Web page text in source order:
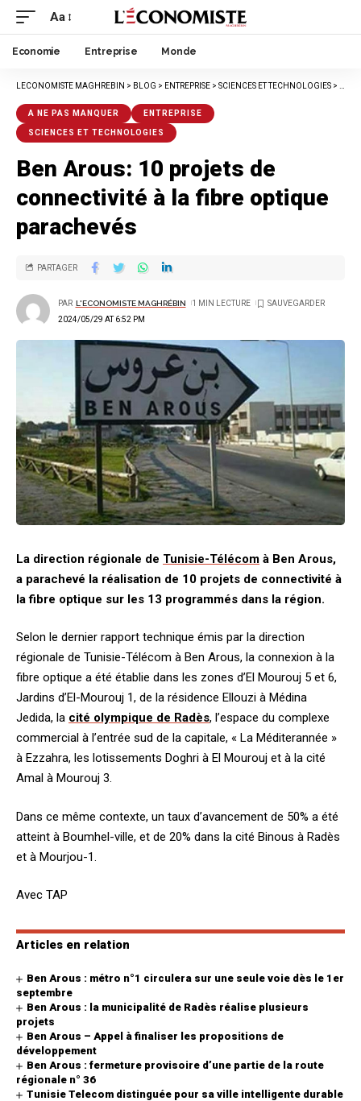
Aa
Economie Entreprise Monde
LECONOMISTE MAGHREBIN > BLOG > ENTREPRISE > SCIENCES ET TECHNOLOGIES >
A NE PAS MANQUER ENTREPRISE
SCIENCES ET TECHNOLOGIES
Ben Arous: 10 projets de
connectivité à la fibre optique
parachevés
2024/05/29 AT 6:52 PM
PAR L'ECONOMISTE MAGHRÉBIN 1 MIN LECTURE
PARTAGER
La direction régionale de Tunisie-Télécom à Ben Arous,
a parachevé la réalisation de 10 projets de connectivité à
la fibre optique sur les 13 programmés dans la région.
Selon le dernier rapport technique émis par la direction
régionale de Tunisie-Télécom à Ben Arous, la connexion à la
fibre optique a été établie dans les zones d’El Mourouj 5 et 6,
Jardins d’El-Mourouj 1, de la résidence Ellouzi à Médina
Jedida, la cité olympique de Radès, l’espace du complexe
commercial à l’entrée sud de la capitale, « La Méditerannée »
à Ezzahra, les lotissements Doghri à El Mourouj et à la cité
Amal à Mourouj 3.
Dans ce même contexte, un taux d’avancement de 50% a été
atteint à Boumhel-ville, et de 20% dans la cité Binous à Radès
et à Mourjou-1.
Avec TAP
Articles en relation
Ben Arous : métro n°1 circulera sur une seule voie dès le 1er
septembre
Ben Arous : la municipalité de Radès réalise plusieurs
projets
Ben Arous – Appel à finaliser les propositions de
développement
Ben Arous : fermeture provisoire d’une partie de la route
régionale n° 36
Tunisie Telecom distinguée pour sa ville intelligente durable